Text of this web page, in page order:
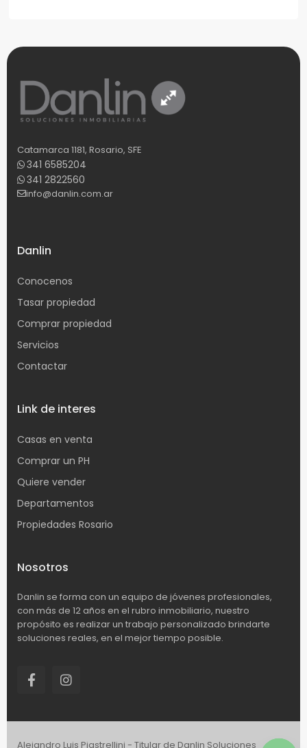
Catamarca 1181, Rosario, SFE
341 6585204
341 2822560
info@danlin.com.ar
Danlin
Conocenos
Tasar propiedad
Comprar propiedad
Servicios
Contactar
Link de interes
Casas en venta
Comprar un PH
Quiere vender
Departamentos
Propiedades Rosario
Nosotros
Danlin se forma con un equipo de jóvenes profesionales,
con más de 12 años en el rubro inmobiliario, nuestro
propósito es realizar un trabajo personalizado brindarte
soluciones reales, en el mejor tiempo posible.
Alejandro Luis Piastrellini - Titular de Danlin Soluciones